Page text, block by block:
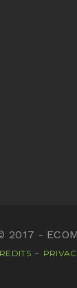
-
-